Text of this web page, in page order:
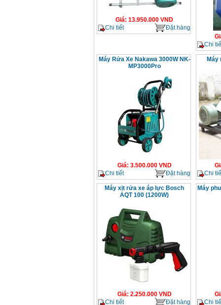
Giá: 13.950.000 VND
Chi tiết
Đặt hàng
Chi
Máy Rửa Xe Nakawa 3000W NK-
MP3000Pro
Giá: 3.500.000VND
Chi tiết
Đặt hàng
Máy
Chi
Máy xịt rửa xe áp lực Bosch
AQT 100 (1200W)
Giá: 2.250.000VND
Chi tiết
Đặt hàng
Máy
Chi